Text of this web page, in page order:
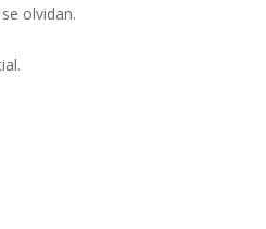
olvidan.